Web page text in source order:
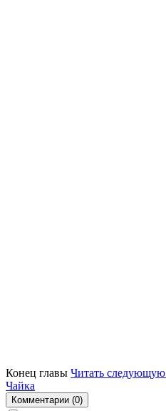
Конец главы Читать следующую
Чайка
Комментарии (0)